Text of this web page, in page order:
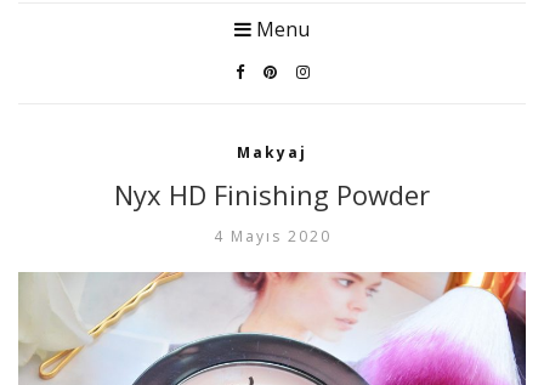
Menu
Makyaj
Nyx HD Finishing Powder
4 Mayıs 2020